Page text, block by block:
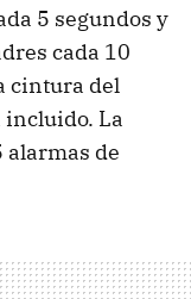
5 segundos y
cada 10
cintura del
La
de